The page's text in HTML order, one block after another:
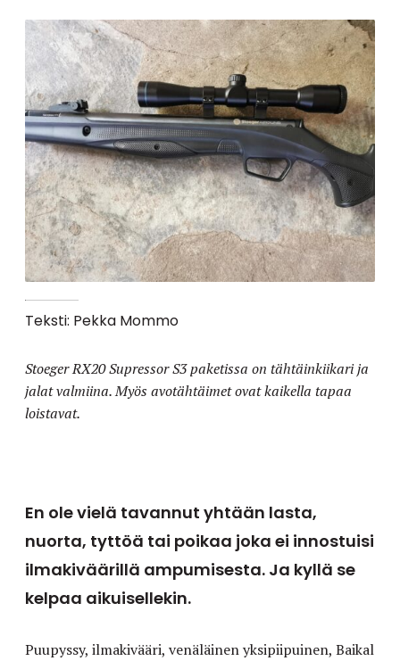
Teksti: Pekka Mommo
Stoeger RX20 Supressor S3 paketissa on tähtäinkiikari ja
jalat valmiina. Myös avotähtäimet ovat kaikella tapaa
loistavat.
En ole vielä tavannut yhtään lasta,
nuorta, tyttöä tai poikaa joka ei innostuisi
ilmakiväärillä ampumisesta. Ja kyllä se
kelpaa aikuisellekin.
Puupyssy, ilmakivääri, venäläinen yksipiipuinen, Baikal